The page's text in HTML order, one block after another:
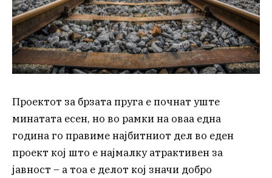
Проектот за брзата пруга е почнат уште
минатата есен, но во рамки на оваа една
година го правиме најбитниот дел во еден
проект кој што е најмалку атрактивен за
јавност – а тоа е делот кој значи добро